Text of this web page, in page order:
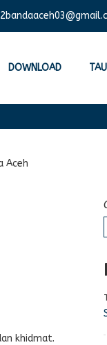
DOWNLOAD
Aceh
khidmat.